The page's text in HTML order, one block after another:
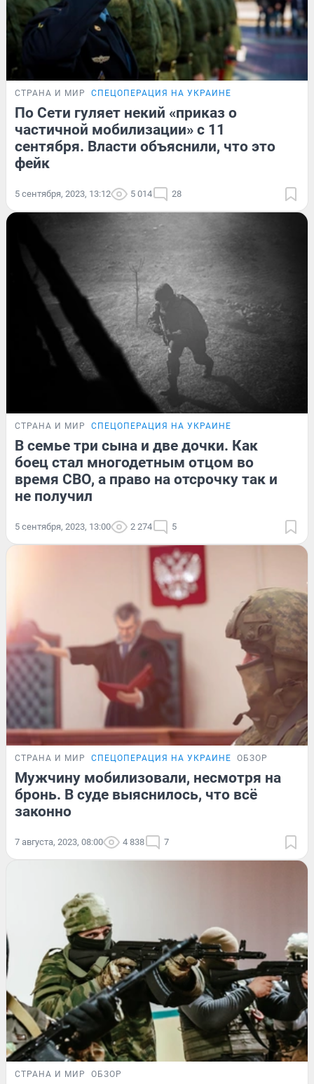
СТРАНА И МИР СПЕЦОПЕРАЦИЯ НА УКРАИНЕ
По Сети гуляет некий «приказ о
частичной мобилизации» с 11
сентября. Власти объяснили, что это
фейк
5 сентября, 2023, 13:12 5 014 28
СТРАНА И МИР СПЕЦОПЕРАЦИЯ НА УКРАИНЕ
В семье три сына и две дочки. Как
боец стал многодетным отцом во
время СВО, а право на отсрочку так и
не получил
5 сентября, 2023, 13:00 2 274 5
СТРАНА И МИР СПЕЦОПЕРАЦИЯ НА УКРАИНЕ ОБЗОР
Мужчину мобилизовали, несмотря на
бронь. В суде выяснилось, что всё
законно
7 августа, 2023, 08:00 4 838 7
СТРАНА И МИР ОБЗОР